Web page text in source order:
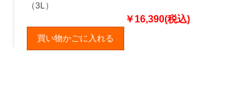
（3L）
￥16,390(税込)
買い物かごに入れる